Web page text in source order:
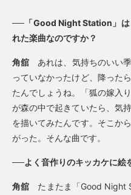
──「Good Night Station」は
れた楽曲なのですか？
角舘 あれは、気持ちのいい
っていなかったけど、降った
たんでしょうね。「狐の嫁入
が森の中で起きていたら、気
を描いてみたんです。そこか
がった。そんな曲です。
──よく音作りのキッカケに絵
角舘 たまたま「Good Night